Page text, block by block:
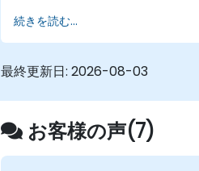
続きを読む...
最終更新日: 2026-08-03
お客様の声(7)